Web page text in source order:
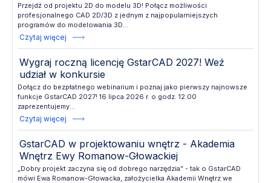
Przejdź od projektu 2D do modelu 3D! Połącz możliwości
profesjonalnego CAD 2D/3D z jednym z najpopularniejszych
programów do modelowania 3D...
Czytaj więcej
Wygraj roczną licencję GstarCAD 2027! Weź
udział w konkursie
Dołącz do bezpłatnego webinarium i poznaj jako pierwszy najnowsze
funkcje GstarCAD 2027! 16 lipca 2026 r. o godz. 12:00
zaprezentujemy...
Czytaj więcej
GstarCAD w projektowaniu wnętrz - Akademia
Wnętrz Ewy Romanow-Głowackiej
„Dobry projekt zaczyna się od dobrego narzędzia” - tak o GstarCAD
mówi Ewa Romanow-Głowacka, założycielka Akademii Wnętrz we